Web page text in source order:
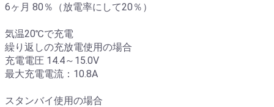
6ヶ月 80％（放電率にして20％）
気温20℃で充電
繰り返しの充放電使用の場合
充電電圧 14.4～15.0V
最大充電電流：10.8A
スタンバイ使用の場合